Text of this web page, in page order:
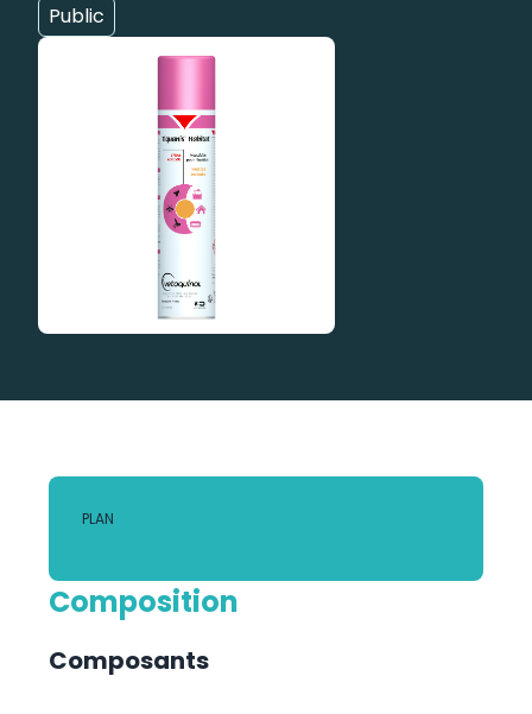
Public
Composition
Composants
PLAN